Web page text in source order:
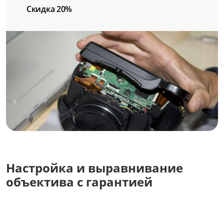
Скидка 20%
Настройка и выравнивание
объектива с гарантией